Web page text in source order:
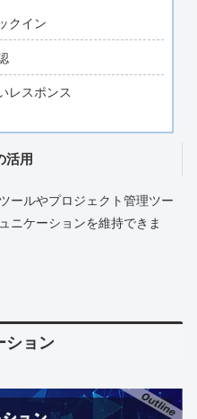
クイン
レスポンス
活用
ールやプロジェクト管理ツー
ニケーションを維持できま
ション